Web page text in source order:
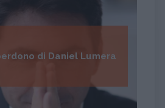
di Daniel Lumera